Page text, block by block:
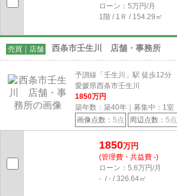
ローン：5万円/月
1階 / 1Ｒ / 154.29㎡
売買｜店舗 西条市壬生川 店舗・事務所
予讃線「壬生川」駅 徒歩12分
愛媛県西条市壬生川
1850万円
築年数：築40年｜募集中： 1室
画像点数： 5点 周辺点数： 5点
1850万円
(管理費・共益費 -)
ローン：5.6万円/月
- / - / 326.64㎡